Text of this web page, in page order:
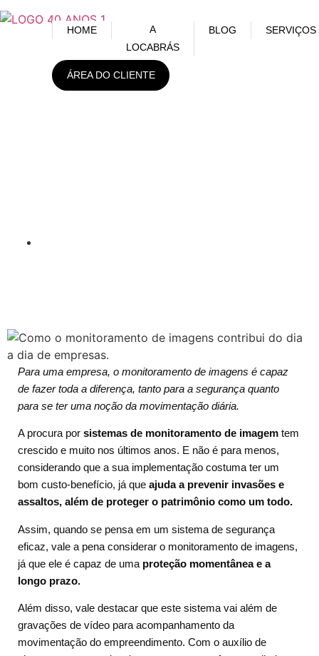
HOME
A
LOCABRÁS
BLOG SERVIÇOS
ÁREA DO CLIENTE
Para uma empresa, o monitoramento de imagens é capaz
de fazer toda a diferença, tanto para a segurança quanto
para se ter uma noção da movimentação diária.
A procura por sistemas de monitoramento de imagem tem
crescido e muito nos últimos anos. E não é para menos,
considerando que a sua implementação costuma ter um
bom custo-benefício, já que ajuda a prevenir invasões e
assaltos, além de proteger o patrimônio como um todo.
Assim, quando se pensa em um sistema de segurança
eficaz, vale a pena considerar o monitoramento de imagens,
já que ele é capaz de uma proteção momentânea e a
longo prazo.
Além disso, vale destacar que este sistema vai além de
gravações de vídeo para acompanhamento da
movimentação do empreendimento. Com o auxílio de